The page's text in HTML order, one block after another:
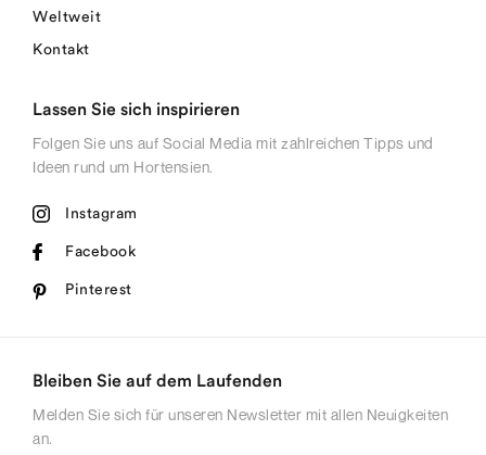
Weltweit
Kontakt
Lassen Sie sich inspirieren
Folgen Sie uns auf Social Media mit zahlreichen Tipps und
Ideen rund um Hortensien.
Instagram
Facebook
Pinterest
Bleiben Sie auf dem Laufenden
Melden Sie sich für unseren Newsletter mit allen Neuigkeiten
an.